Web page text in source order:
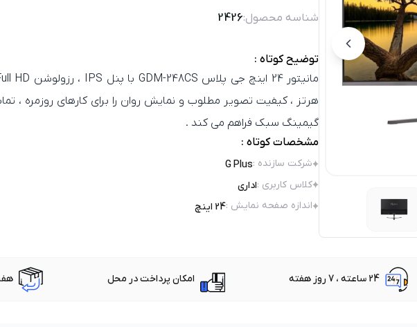
شناسه محصول:2426
توضیح کوتاه :
هرتز ، کیفیت تصویر مطلوب و نمایش روان را برای کارهای روزمره ،
گیمینگ سبک فراهم می‌ کند .
مشخصات کوتاه :
شرکت سازنده :
G Plus
کلاس کاربری :اداری
اندازه صفحه نمایش :24 اینچ
24 ساعته ، 7 روز هفته امکان پرداخت در محل